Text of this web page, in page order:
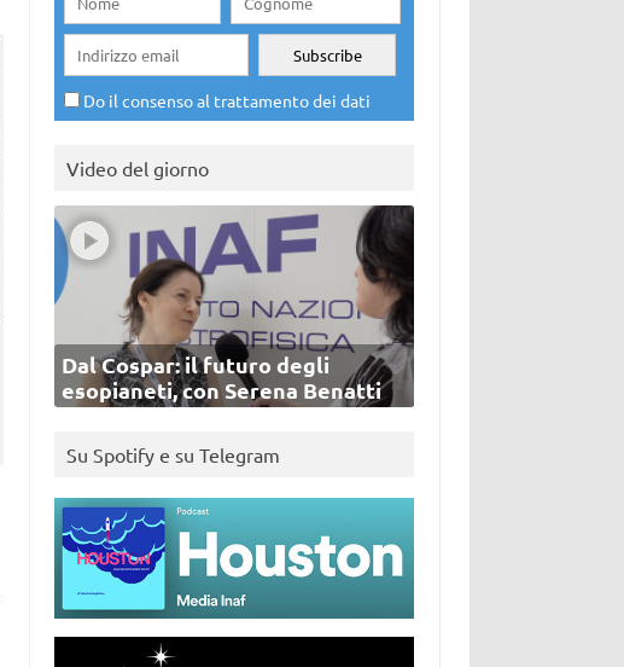
Do il consenso al trattamento dei dati
Video del giorno
Dal Cospar: il futuro degli
esopianeti, con Serena Benatti
Su Spotify e su Telegram